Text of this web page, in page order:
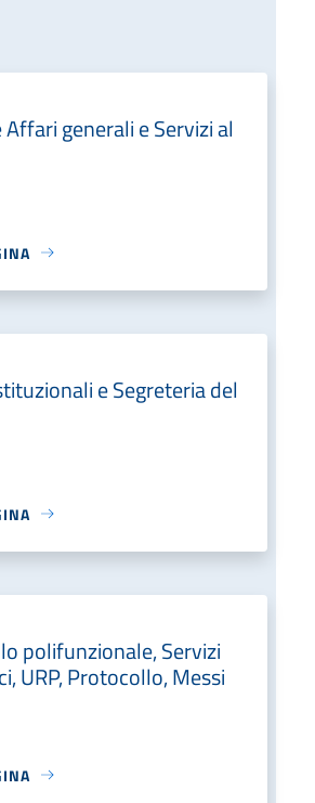
generali e Servizi al
e Segreteria del
polifunzionale, Servizi
URP, Protocollo, Messi